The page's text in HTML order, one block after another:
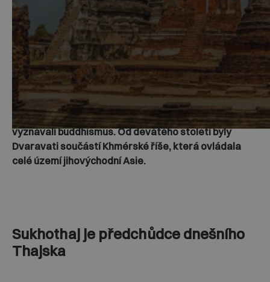
Na území Thajska, v historii známého také pod
názvem Siamské království, se vystřídala celá řada
civilizací. Už před naším letopočtem osídlily jižní část
země různé kmeny, které měly rozvinuté
zemědělství a uměly vyrobit bronz.
Od třetího do jedenáctého století existovaly v
Thajsku městské státy Dvaravati, jejichž obyvatelé
vyznávali buddhismus. Od devátého století byly
Dvaravati součástí Khmérské říše, která ovládala
celé území jihovýchodní Asie.
Sukhothaj je předchůdce dnešního
Thajska